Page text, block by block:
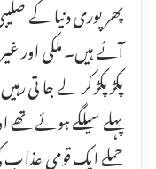
پھر پوری دنیا کے
آئے ہیں۔ ملکی اور
پکڑ پکڑ کر لے جا تی
پہلے سیلگے ہوئے
حملے ایک قومی عذاب